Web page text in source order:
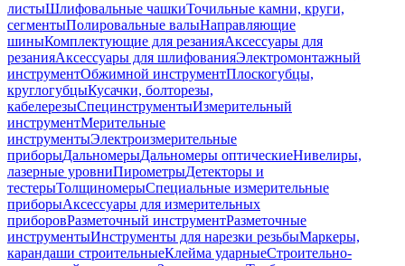
листыШлифовальные чашкиТочильные камни, круги,
сегментыПолировальные валыНаправляющие
шиныКомплектующие для резанияАксессуары для
резанияАксессуары для шлифованияЭлектромонтажный
инструментОбжимной инструментПлоскогубцы,
круглогубцыКусачки, болторезы,
кабелерезыСпецинструментыИзмерительный
инструментМерительные
инструментыЭлектроизмерительные
приборыДальномерыДальномеры оптическиеНивелиры,
лазерные уровниПирометрыДетекторы и
тестерыТолщиномерыСпециальные измерительные
приборыАксессуары для измерительных
приборовРазметочный инструментРазметочные
инструментыИнструменты для нарезки резьбыМаркеры,
карандаши строительныеКлейма ударныеСтроительно-